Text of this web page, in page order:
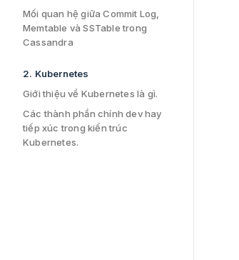
Mối quan hệ giữa Commit Log,
Memtable và SSTable trong
Cassandra
2. Kubernetes
Giới thiệu về Kubernetes là gì.
Các thành phần chính dev hay
tiếp xúc trong kiến trúc
Kubernetes.